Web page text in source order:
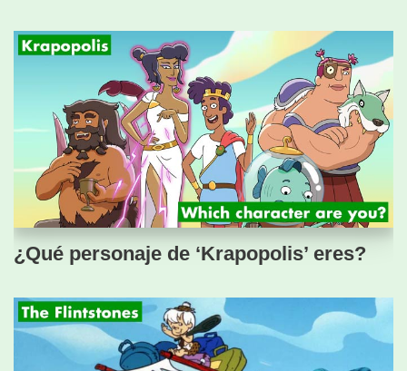
¿Qué personaje de ‘Krapopolis’ eres?